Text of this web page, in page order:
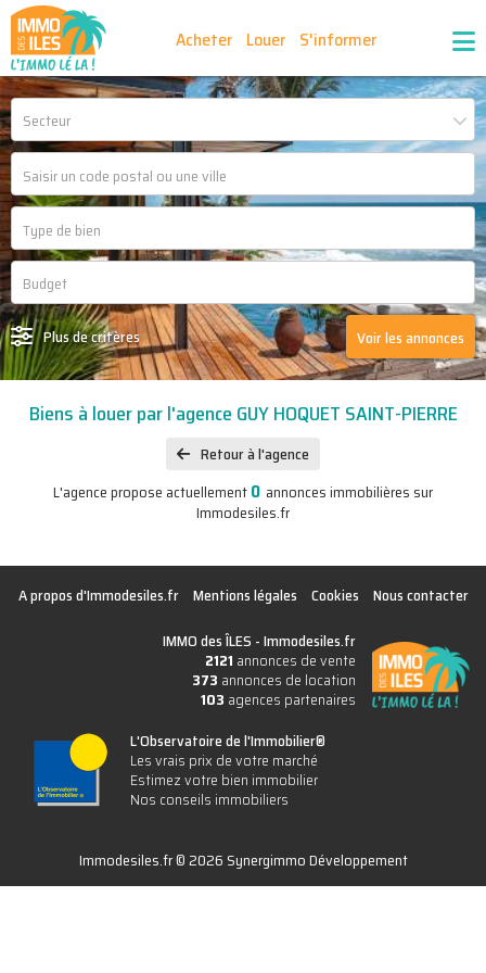
Acheter Louer S'informer
Nos outils Ma sélection d'annonces
Recrutement Partenaires
Secteur
Plus de critères Voir les annonces
Biens à louer par l'agence GUY HOQUET SAINT-PIERRE
Retour à l'agence
L'agence propose actuellement0 annonces immobilières sur
Immodesiles.fr
A propos d'Immodesiles.fr Mentions légales Cookies
Nous contacter
IMMO des ÎLES -Immodesiles.fr
2121 annonces de vente
373 annonces de location
103 agences partenaires
L'Observatoire de l'Immobilier®
Les vrais prix de votre marché
Estimez votre bien immobilier
Nos conseils immobiliers
Immodesiles.fr © 2026 Synergimmo Développement